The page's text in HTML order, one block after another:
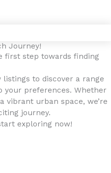
Journey!
first step towards finding
to discover a range
your preferences. Whether
vibrant urban space, we’re
journey.
exploring now!